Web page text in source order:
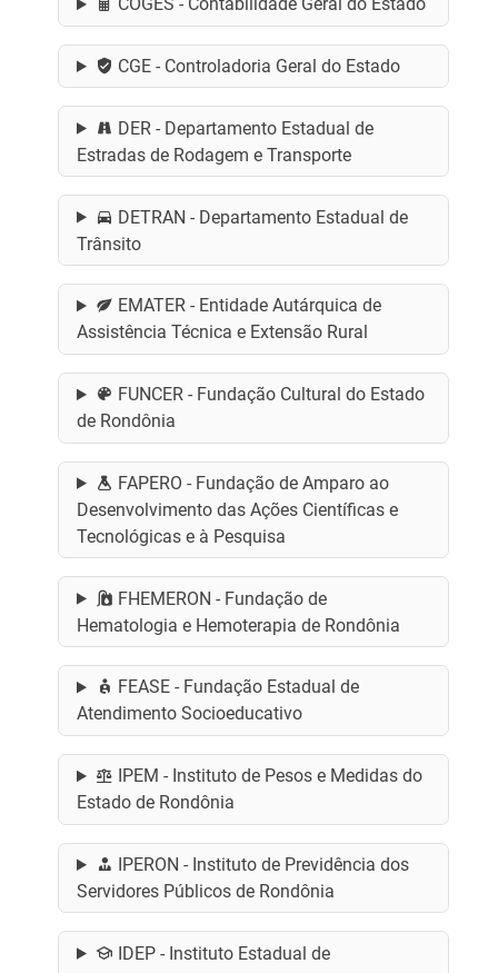
CGE - Controladoria Geral do Estado
DER - Departamento Estadual de
Estradas de Rodagem e Transporte
DETRAN - Departamento Estadual de
Trânsito
EMATER - Entidade Autárquica de
Assistência Técnica e Extensão Rural
FUNCER - Fundação Cultural do Estado
de Rondônia
FAPERO - Fundação de Amparo ao
Desenvolvimento das Ações Científicas e
Tecnológicas e à Pesquisa
FHEMERON - Fundação de
Hematologia e Hemoterapia de Rondônia
FEASE - Fundação Estadual de
Atendimento Socioeducativo
IPEM - Instituto de Pesos e Medidas do
Estado de Rondônia
IPERON - Instituto de Previdência dos
Servidores Públicos de Rondônia
IDEP - Instituto Estadual de